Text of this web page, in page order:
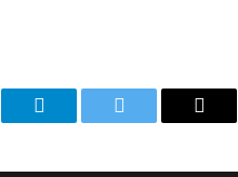
Telegram Twitter Email